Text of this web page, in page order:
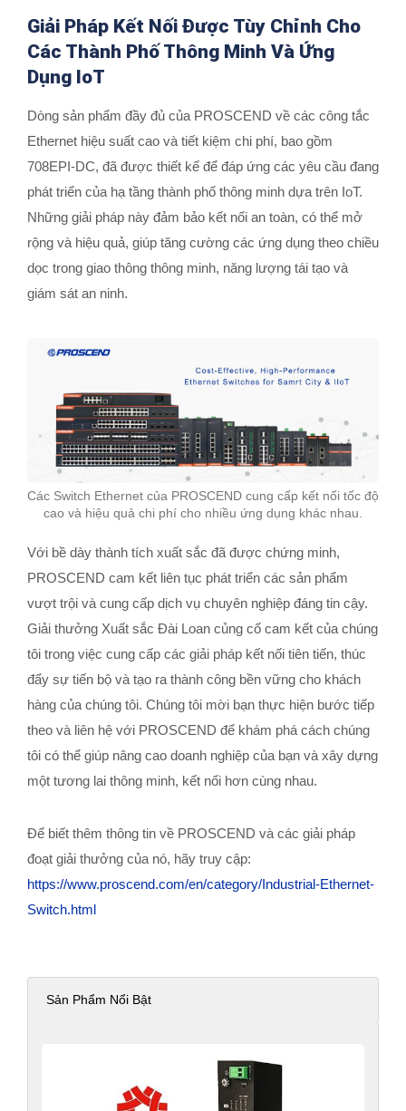
Giải Pháp Kết Nối Được Tùy Chỉnh Cho
Các Thành Phố Thông Minh Và Ứng
Dụng IoT
Dòng sản phẩm đầy đủ của PROSCEND về các công tắc
Ethernet hiệu suất cao và tiết kiệm chi phí, bao gồm
708EPI-DC, đã được thiết kế để đáp ứng các yêu cầu đang
phát triển của hạ tầng thành phố thông minh dựa trên IoT.
Những giải pháp này đảm bảo kết nối an toàn, có thể mở
rộng và hiệu quả, giúp tăng cường các ứng dụng theo chiều
dọc trong giao thông thông minh, năng lượng tái tạo và
giám sát an ninh.
Các Switch Ethernet của PROSCEND cung cấp kết nối tốc độ
cao và hiệu quả chi phí cho nhiều ứng dụng khác nhau.
Với bề dày thành tích xuất sắc đã được chứng minh,
PROSCEND cam kết liên tục phát triển các sản phẩm
vượt trội và cung cấp dịch vụ chuyên nghiệp đáng tin cậy.
Giải thưởng Xuất sắc Đài Loan củng cố cam kết của chúng
tôi trong việc cung cấp các giải pháp kết nối tiên tiến, thúc
đẩy sự tiến bộ và tạo ra thành công bền vững cho khách
hàng của chúng tôi. Chúng tôi mời bạn thực hiện bước tiếp
theo và liên hệ với PROSCEND để khám phá cách chúng
tôi có thể giúp nâng cao doanh nghiệp của bạn và xây dựng
một tương lai thông minh, kết nối hơn cùng nhau.
Để biết thêm thông tin về PROSCEND và các giải pháp
đoạt giải thưởng của nó, hãy truy cập:
https://www.proscend.com/en/category/Industrial-Ethernet-
Switch.html
Sản Phẩm Nổi Bật